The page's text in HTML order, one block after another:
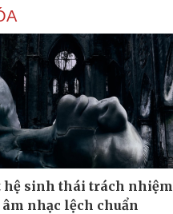
hệ sinh thái trách nhiệm
nhạc lệch chuẩn